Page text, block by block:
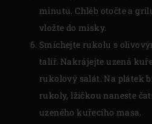
minutu. Chléb otočte a
vložte do misky.
Smíchejte rukolu s
talíř. Nakrájejte uzená
rukolový salát. Na plátek
rukoly, lžičkou naneste
uzeného kuřecího masa.